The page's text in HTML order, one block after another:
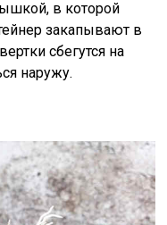
в которой
закапывают в
сбегутся на
наружу.